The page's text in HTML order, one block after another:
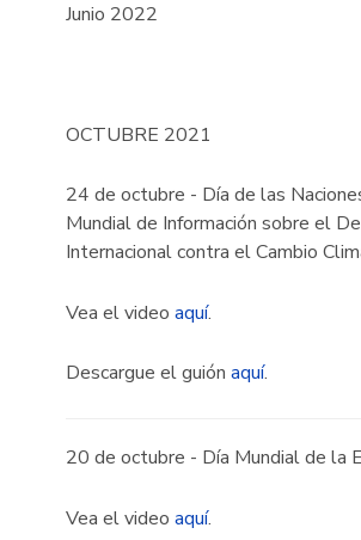
Junio 2022
OCTUBRE 2021
24 de octubre - Día de las
Mundial de Información sobre el
Internacional contra el Cambio
Vea el video aquí.
Descargue el guión aquí.
20 de octubre - Día Mundial de la
Vea el video aquí.